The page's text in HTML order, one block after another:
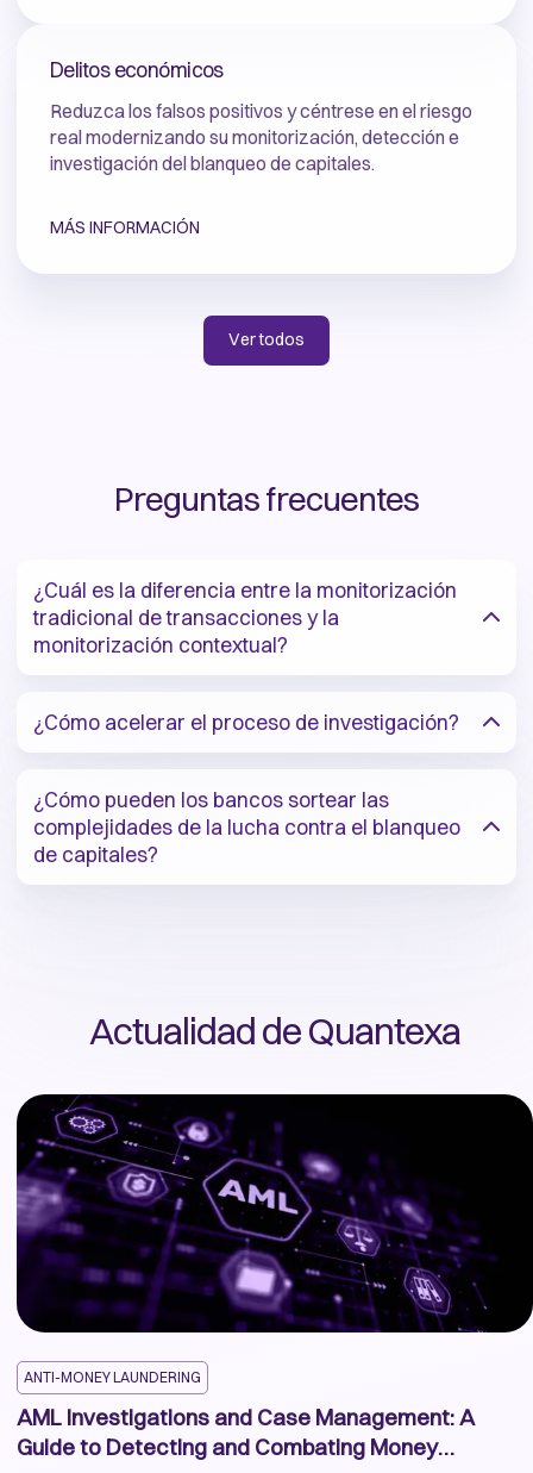
Delitos económicos
Reduzca los falsos positivos y céntrese en el riesgo
real modernizando su monitorización, detección e
investigación del blanqueo de capitales.
MÁS INFORMACIÓN
Ver todos
Preguntas frecuentes
¿Cuál es la diferencia entre la monitorización
tradicional de transacciones y la
monitorización contextual?
¿Cómo acelerar el proceso de investigación?
¿Cómo pueden los bancos sortear las
complejidades de la lucha contra el blanqueo
de capitales?
Actualidad de Quantexa
ANTI-MONEY LAUNDERING
AML Investigations and Case Management: A
Guide to Detecting and Combating Money